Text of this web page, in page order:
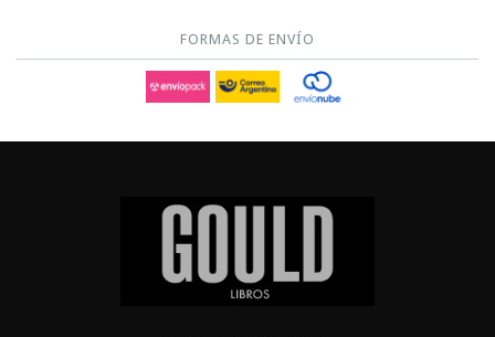
FORMAS DE ENVÍO